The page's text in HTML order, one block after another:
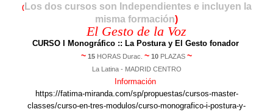
(Los dos cursos son Independientes e incluyen la
misma formación)
El Gesto de la Voz
CURSO I Monográfico :: La Postura y El Gesto fonador
~ 15 HORAS Durac. ~ 10 PLAZAS ~
La Latina - MADRID CENTRO
Información
https://fatima-miranda.com/sp/propuestas/cursos-master-
classes/curso-en-tres-modulos/curso-monografico-i-postura-y-